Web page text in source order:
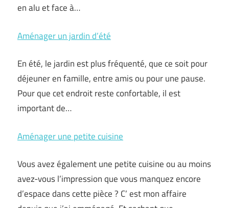
en alu et face à…
Aménager un jardin d’été
En été, le jardin est plus fréquenté, que ce soit pour
déjeuner en famille, entre amis ou pour une pause.
Pour que cet endroit reste confortable, il est
important de…
Aménager une petite cuisine
Vous avez également une petite cuisine ou au moins
avez-vous l’impression que vous manquez encore
d’espace dans cette pièce ? C’ est mon affaire